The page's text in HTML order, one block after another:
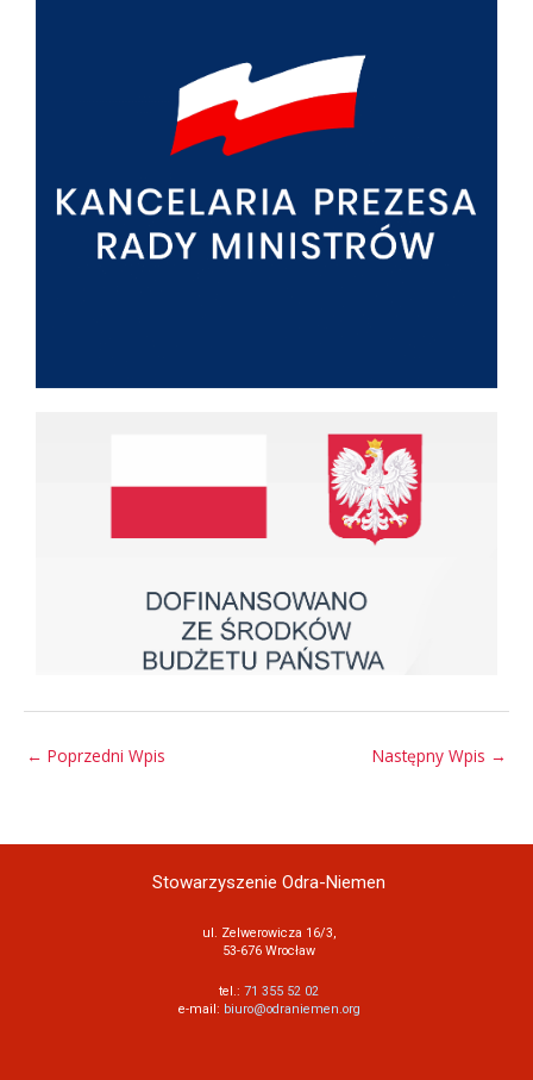
← Poprzedni Wpis Następny Wpis →
Stowarzyszenie Odra-Niemen
ul. Zelwerowicza 16/3,
53-676 Wrocław
tel.: 71 355 52 02
e-mail: biuro@odraniemen.org